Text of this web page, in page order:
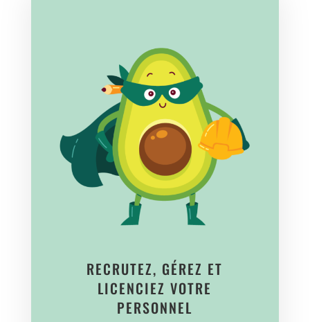
RECRUTEZ, GÉREZ ET
LICENCIEZ VOTRE
PERSONNEL